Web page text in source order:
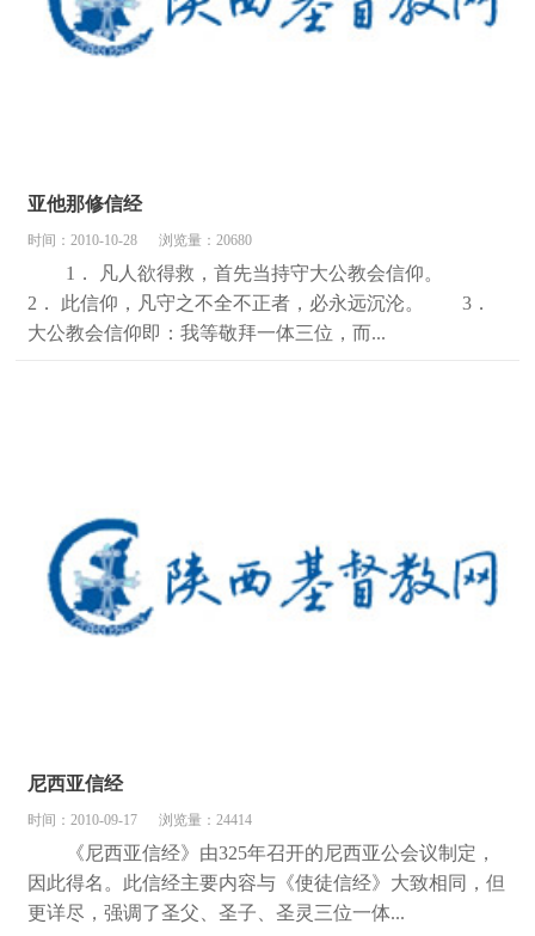
亚他那修信经
时间：2010-10-28 浏览量：20680
1． 凡人欲得救，首先当持守大公教会信仰。
2． 此信仰，凡守之不全不正者，必永远沉沦。 3．
大公教会信仰即：我等敬拜一体三位，而...
尼西亚信经
时间：2010-09-17 浏览量：24414
《尼西亚信经》由325年召开的尼西亚公会议制定，
因此得名。此信经主要内容与《使徒信经》大致相同，但
更详尽，强调了圣父、圣子、圣灵三位一体...